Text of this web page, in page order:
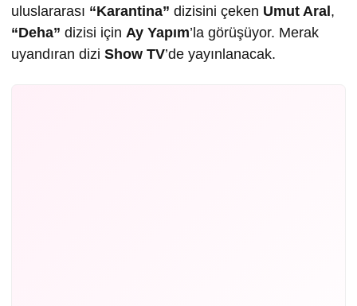
uluslararası “Karantina” dizisini çeken Umut Aral,
“Deha” dizisi için Ay Yapım’la görüşüyor. Merak
uyandıran dizi Show TV’de yayınlanacak.